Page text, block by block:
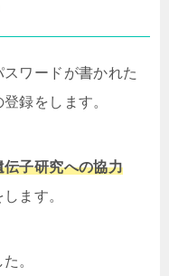
ワードが書かれた
録をします。
子研究への協力
します。
。